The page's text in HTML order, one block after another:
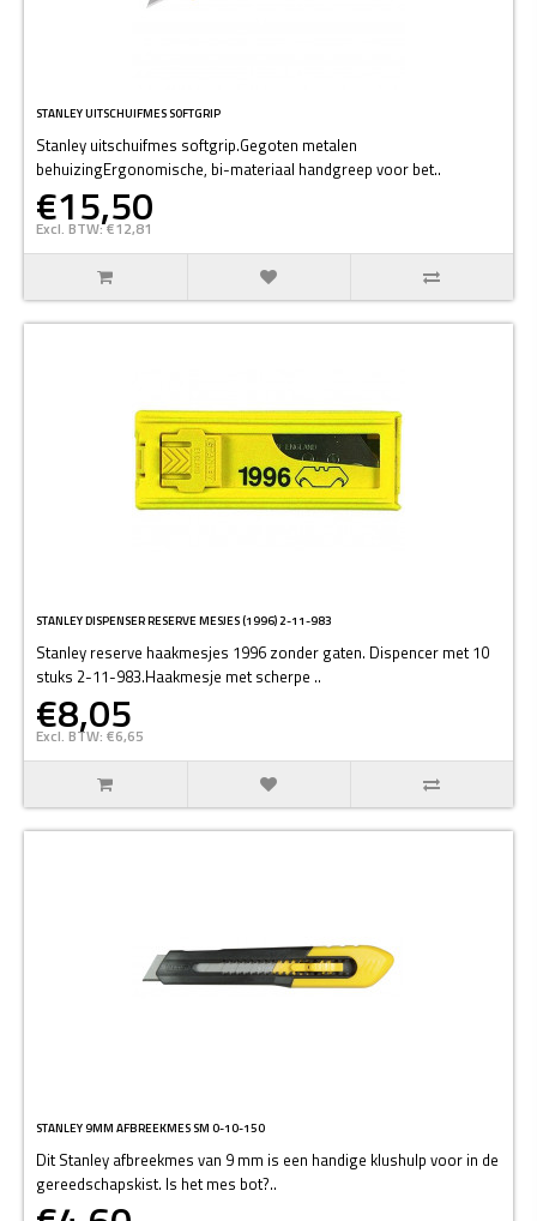
STANLEY UITSCHUIFMES SOFTGRIP
Stanley uitschuifmes softgrip.Gegoten metalen
behuizingErgonomische, bi-materiaal handgreep voor bet..
€15,50
Excl. BTW: €12,81
STANLEY DISPENSER RESERVE MESJES (1996) 2-11-983
Stanley reserve haakmesjes 1996 zonder gaten. Dispencer met 10
stuks 2-11-983.Haakmesje met scherpe ..
€8,05
Excl. BTW: €6,65
STANLEY 9MM AFBREEKMES SM 0-10-150
Dit Stanley afbreekmes van 9 mm is een handige klushulp voor in de
gereedschapskist. Is het mes bot?..